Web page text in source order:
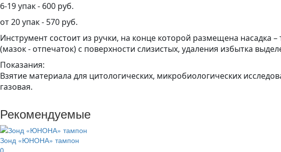
6-19 упак - 600 руб.
от 20 упак - 570 руб.
Инструмент состоит из ручки, на конце которой размещена насадка
(мазок - отпечаток) с поверхности слизистых, удаления избытка
Показания:
Взятие материала для цитологических, микробиологических
газовая.
Рекомендуемые
Зонд «ЮНОНА» тампон